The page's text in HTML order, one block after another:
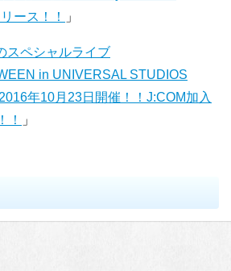
ース！！
」
スペシャルライブ
in UNIVERSAL STUDIOS
年10月23日開催！！J:COM加入
！
」